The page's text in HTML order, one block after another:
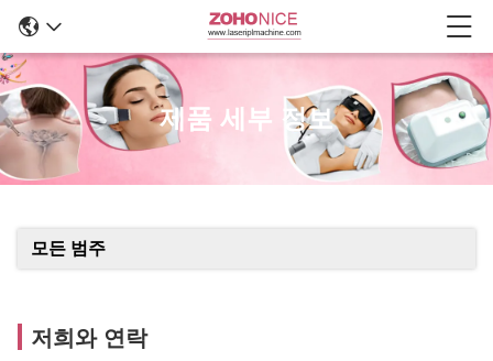
제품 세부 정보
모든 범주
저희와 연락